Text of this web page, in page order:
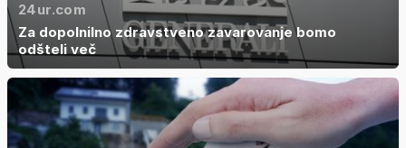
24ur.com
Za dopolnilno zdravstveno zavarovanje bomo
odšteli več